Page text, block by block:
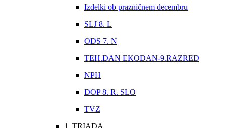
Izdelki ob prazničnem decembru
SLJ 8. L
ODS 7. N
TEH.DAN EKODAN-9.RAZRED
NPH
DOP 8. R. SLO
TVZ
1. TRIADA